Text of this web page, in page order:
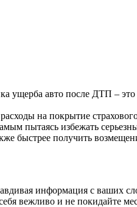
ущерба авто после ДТП –
на покрытие
пытаясь избежать
быстрее получить
информация с ваших
вежливо и не покидайте